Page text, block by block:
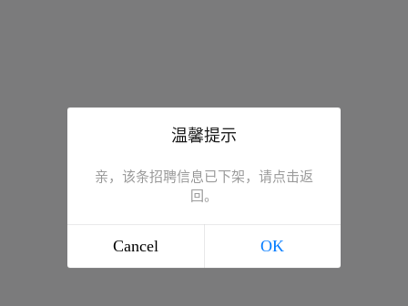
温馨提示
亲，该条招聘信息已下架，请点击返
回。
Cancel OK